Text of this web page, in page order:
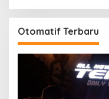
Otomatif Terbaru